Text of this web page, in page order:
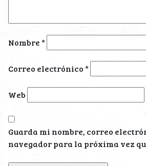
Nombre*
Correo electrónico*
Web
Guarda mi nombre, correo
navegador para la próxima vez